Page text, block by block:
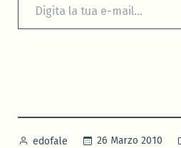
Pubblicato
edofale 26 Marzo 2010